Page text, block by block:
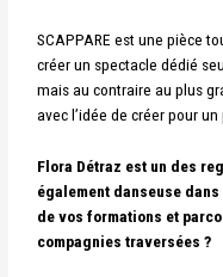
SCAPPARE est une pièce
créer un spectacle dédié
mais au contraire au plus
avec l’idée de créer pour un
Flora Détraz est un des
également danseuse
de vos formations et
compagnies traversées ?